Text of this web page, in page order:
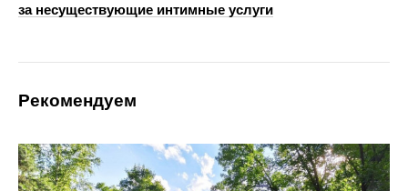
за несуществующие интимные услуги
Рекомендуем